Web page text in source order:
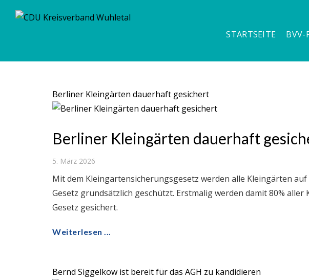
STARTSEITE BVV-
Berliner Kleingärten dauerhaft gesichert
Berliner Kleingärten dauerhaft
5. März 2026
Mit dem Kleingartensicherungsgesetz werden alle Kleingärten
Gesetz grundsätzlich geschützt. Erstmalig werden damit 80%
Gesetz gesichert.
Weiterlesen ...
Bernd Siggelkow ist bereit für das AGH zu kandidieren